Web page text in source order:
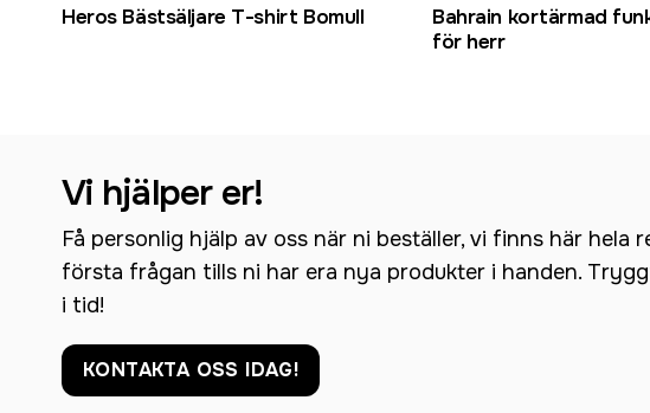
Heros Bästsäljare T-shirt Bomull
Bahrain kortärmad
för herr
Vi hjälper er!
Få personlig hjälp av oss när ni beställer, vi finns här hela
första frågan tills ni har era nya produkter i handen.
i tid!
KONTAKTA OSS IDAG!